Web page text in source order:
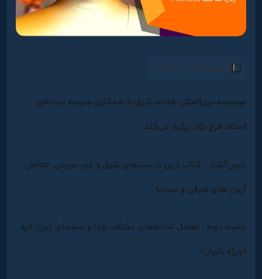
زمان مطالعه : 0دقیقه
موسسه بین‌المللی هاتف شرق با همکاری مدرسه رسانه‌ای
استاد فرج نژاد برگزار می‌کند:
درس‌گفتار . کتاب دین در سینمای شرق و غرب بررسی. تعامل
آیین های شرقی و سینما .
جلسه دوم : تعامل شاخه‌های مختلف بودا و سینمای چین، کره
(ویژه بانوان)